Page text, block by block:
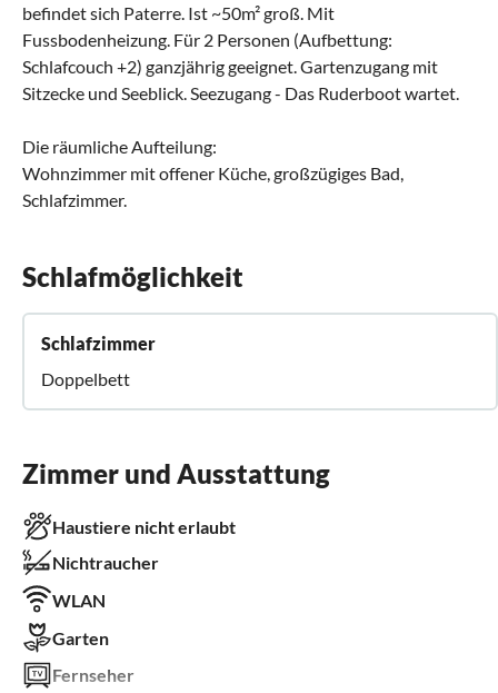
befindet sich Paterre. Ist ~50m² groß. Mit
Fussbodenheizung. Für 2 Personen (Aufbettung:
Schlafcouch +2) ganzjährig geeignet. Gartenzugang mit
Sitzecke und Seeblick. Seezugang - Das Ruderboot wartet.
Die räumliche Aufteilung:
Wohnzimmer mit offener Küche, großzügiges Bad,
Schlafzimmer.
Schlafmöglichkeit
Schlafzimmer
Doppelbett
Zimmer und Ausstattung
Haustiere nicht erlaubt
Nichtraucher
WLAN
Garten
Fernseher